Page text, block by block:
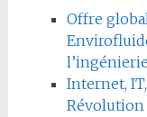
Offre
Internet,
Révolution